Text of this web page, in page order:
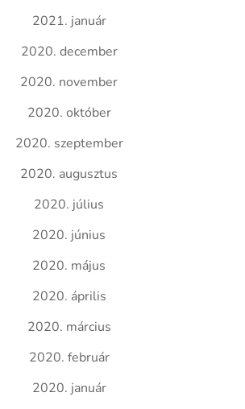
2021. január
2020. december
2020. november
2020. október
2020. szeptember
2020. augusztus
2020. július
2020. június
2020. május
2020. április
2020. március
2020. február
2020. január